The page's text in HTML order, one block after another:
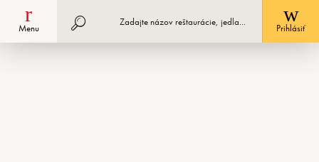
Registrácia podniku Prihlásiť
Menu